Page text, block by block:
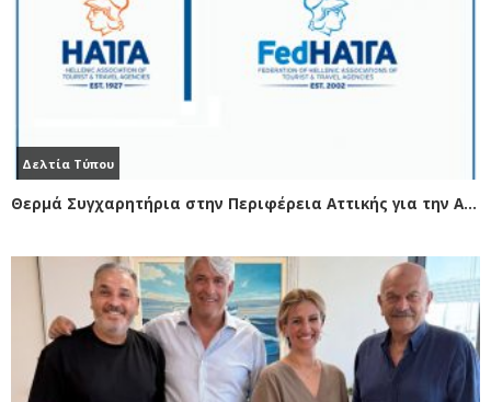
Δελτία Τύπου
Θερμά Συγχαρητήρια στην Περιφέρεια Αττικής για την Ανάδειξη του Γηπέδου Ταεκβοντό σε Πολυχώρο Πολιτισμού και Τουρισμού